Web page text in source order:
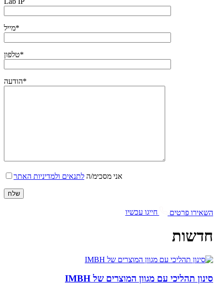
מייל*
טלפון*
הודעה*
אני מסכימ/ה לתנאים ולמדיניות האתר
השאירו פרטים חייגו עכשיו
חדשות
סינון תהליכי עם מגוון המוצרים של IMBH